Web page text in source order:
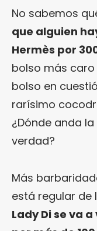
No sabemos
que alguien
Hermès por
bolso más
bolso en
rarísimo
¿Dónde anda la
verdad?
Más
está regular de
Lady Di se va